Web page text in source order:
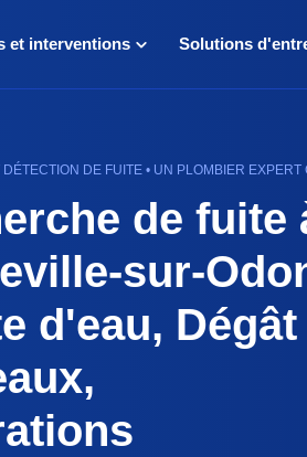
et interventions Solutions
DÉTECTION DE FUITE • UN PLOMBIER
de fuite
sur-
d'eau, Dégât